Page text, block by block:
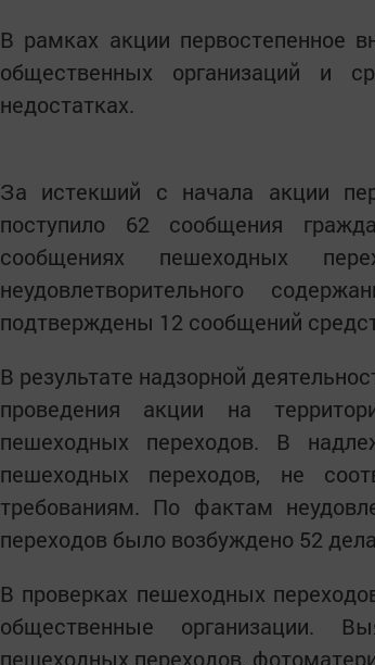
В рамках акции первостепенное
общественных организаций и
недостатках.
За истекший с начала акции
поступило 62 сообщения
сообщениях пешеходных
неудовлетворительного
подтверждены 12 сообщений
В результате надзорной
проведения акции на
пешеходных переходов. В
пешеходных переходов, не
требованиям. По фактам
переходов было возбуждено 52
В проверках пешеходных
общественные организации.
пешеходных переходов,